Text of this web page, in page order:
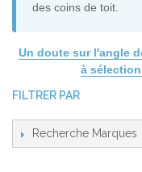
des coins de toit.
Un doute sur l'angle
à
FILTRER PAR
Recherche Marques